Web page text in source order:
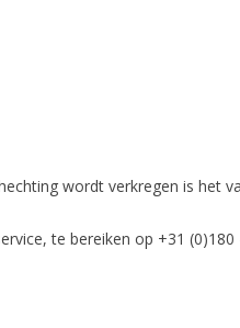
wordt verkregen is het
te bereiken op +31 (0)180